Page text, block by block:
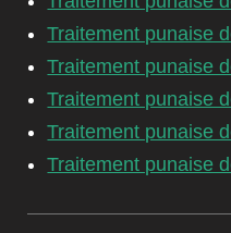
Traitement punaise
Traitement punaise
Traitement punaise
Traitement punaise
Traitement punaise